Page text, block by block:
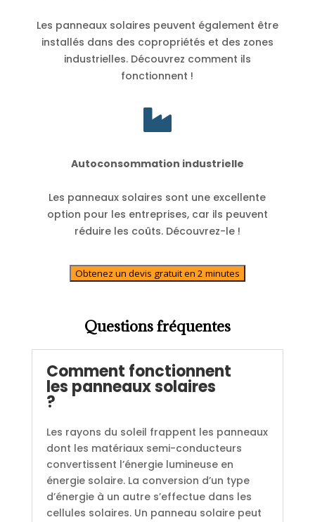
Les panneaux solaires peuvent également être
installés dans des copropriétés et des zones
industrielles. Découvrez comment ils
fonctionnent !

Autoconsommation industrielle
Les panneaux solaires sont une excellente
option pour les entreprises, car ils peuvent
réduire les coûts. Découvrez-le !
Obtenez un devis gratuit en 2 minutes
Questions fréquentes
Comment fonctionnent
les panneaux solaires
?
Les rayons du soleil frappent les panneaux
dont les matériaux semi-conducteurs
convertissent l’énergie lumineuse en
énergie solaire. La conversion d’un type
d’énergie à un autre s’effectue dans les
cellules solaires. Un panneau solaire peut